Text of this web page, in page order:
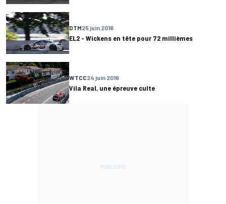
DTM25 juin 2016
EL2 - Wickens en tête pour 72 millièmes
WTCC24 juin 2016
Vila Real, une épreuve culte